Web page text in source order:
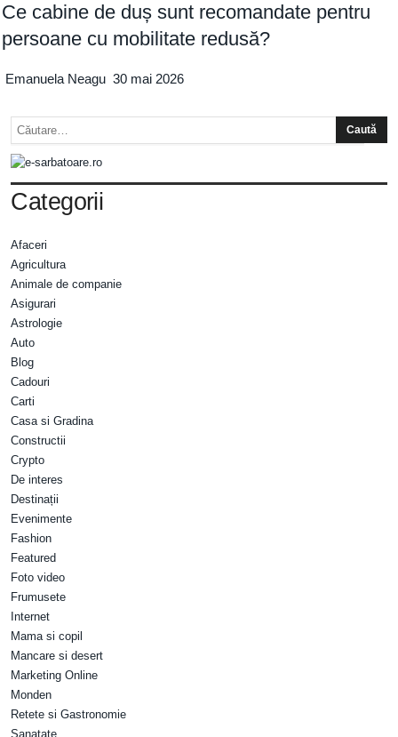
Ce cabine de duș sunt recomandate pentru
persoane cu mobilitate redusă?
Emanuela Neagu 30 mai 2026
Categorii
Afaceri
Agricultura
Animale de companie
Asigurari
Astrologie
Auto
Blog
Cadouri
Carti
Casa si Gradina
Constructii
Crypto
De interes
Destinații
Evenimente
Fashion
Featured
Foto video
Frumusete
Internet
Mama si copil
Mancare si desert
Marketing Online
Monden
Retete si Gastronomie
Sanatate